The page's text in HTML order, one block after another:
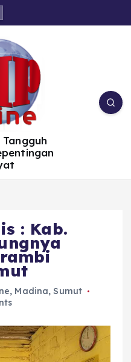
: Kab.
, Madina,Sumut